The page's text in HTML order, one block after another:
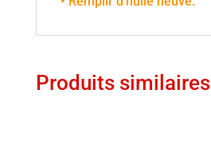
Produits similaires